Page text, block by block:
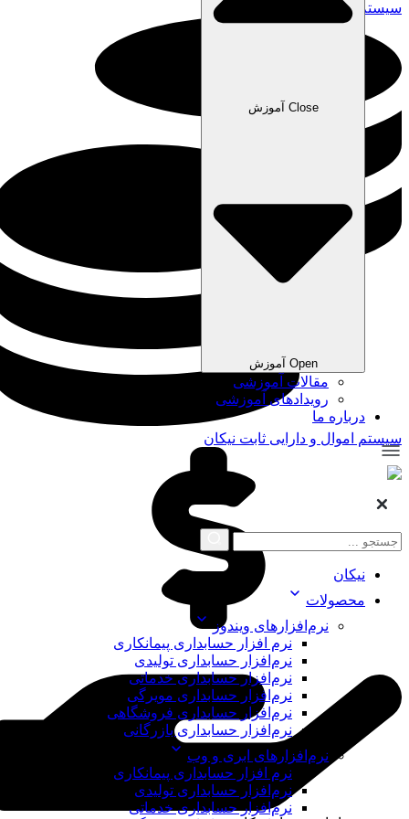
Close آموزش
Open آموزش
مقالات آموزشی
رویدادهای آموزشی
درباره ما
نیکان
محصولات
نرم‌افزارهای ویندوز
نرم افزار حسابداری پیمانکاری
نرم‌افزار حسابداری تولیدی
نرم‌افزار حسابداری خدماتی
نرم‌افزار حسابداری مویرگی
نرم‌افزار حسابداری فروشگاهی
نرم‌افزار حسابداری بازرگانی
نرم‌افزارهای ابری و وب
نرم افزار حسابداری پیمانکاری
نرم‌افزار حسابداری تولیدی
نرم‌افزار حسابداری خدماتی
سیستم حقوق و دستمزد نیکان
سیستم اموال و دارایی ثابت نیکان